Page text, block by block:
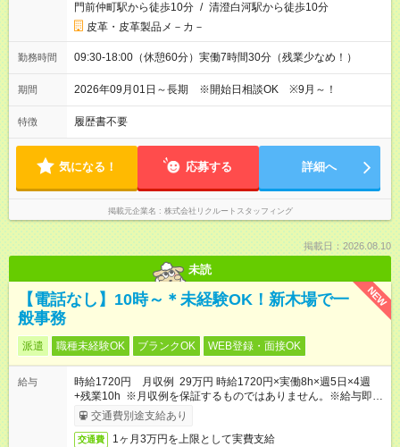
門前仲町駅から徒歩10分 / 清澄白河駅から徒歩10分
皮革・皮革製品メ－カ－
勤務時間 09:30-18:00（休憩60分）実働7時間30分（残業少なめ！）
期間 2026年09月01日～長期 ※開始日相談OK ※9月～！
特徴 履歴書不要
気になる！ 応募する 詳細へ
掲載元企業名 株式会社リクルートスタッフィング
掲載日：2026.08.10
未読
NEW
【電話なし】10時～＊未経験OK！新木場で一
般事務
派遣 職種未経験OK ブランクOK WEB登録・面接OK
給与
時給1720円 月収例 29万円 時給1720円×実働8h×週5日×4週
+残業10h ※月収例を保証するものではありません。※給与即受
取りサービス利用可（利用条件有）
交通費別途支給あり
交通費 1ヶ月3万円を上限として実費支給